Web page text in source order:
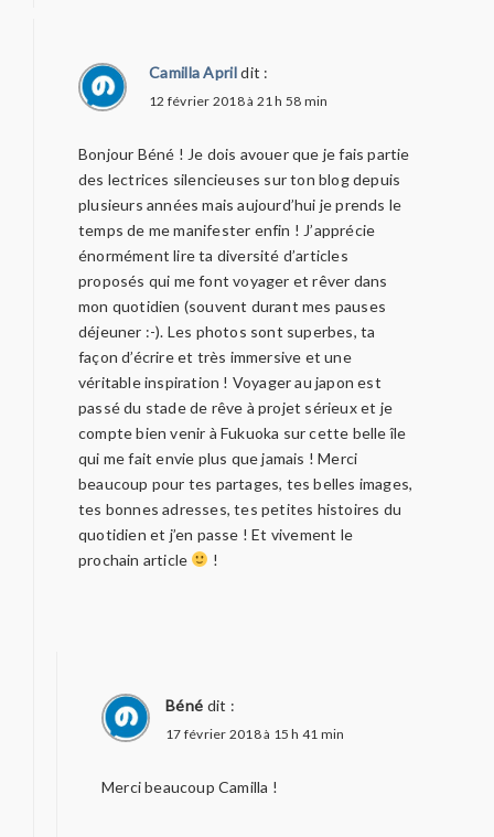
Camilla Aprildit :
12 février 2018 à 21 h 58 min
Bonjour Béné ! Je dois avouer que je fais partie
des lectrices silencieuses sur ton blog depuis
plusieurs années mais aujourd’hui je prends le
temps de me manifester enfin ! J’apprécie
énormément lire ta diversité d’articles
proposés qui me font voyager et rêver dans
mon quotidien (souvent durant mes pauses
déjeuner :-). Les photos sont superbes, ta
façon d’écrire et très immersive et une
véritable inspiration ! Voyager au japon est
passé du stade de rêve à projet sérieux et je
compte bien venir à Fukuoka sur cette belle île
qui me fait envie plus que jamais ! Merci
beaucoup pour tes partages, tes belles images,
tes bonnes adresses, tes petites histoires du
quotidien et j’en passe ! Et vivement le
prochain article
!
Béné dit :
17 février 2018 à 15 h 41 min
Merci beaucoup Camilla !